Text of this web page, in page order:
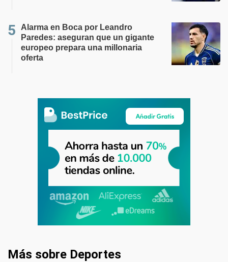
Alarma en Boca por Leandro
Paredes: aseguran que un gigante
europeo prepara una millonaria
oferta
Más sobre Deportes